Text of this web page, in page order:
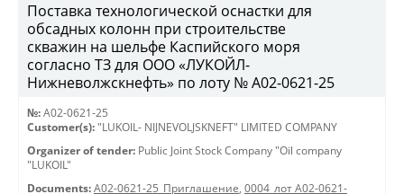
Поставка технологической оснастки для
обсадных колонн при строительстве
скважин на шельфе Каспийского моря
согласно ТЗ для ООО «ЛУКОЙЛ-
Нижневолжскнефть» по лоту № A02-0621-25
№: A02-0621-25
Customer(s): "LUKOIL- NIJNEVOLJSKNEFT" LIMITED COMPANY
Organizer of tender: Public Joint Stock Company "Oil company
"LUKOIL"
Documents: A02-0621-25_Приглашение, 0004_лот A02-0621-